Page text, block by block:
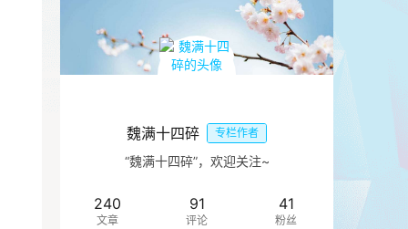
魏满十四碎 专栏作者
“魏满十四碎”，欢迎关注~
240
文章
91
评论
41
粉丝